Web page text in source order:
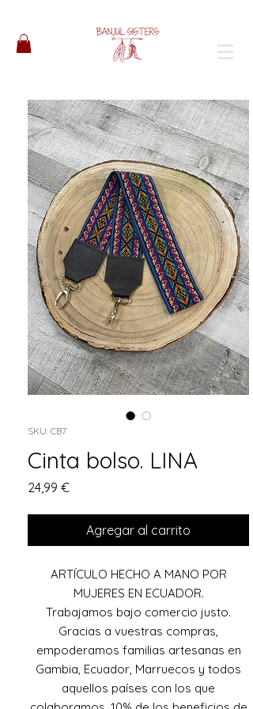
SKU: CB7
Cinta bolso. LINA
24,99 €Precio
Agregar al carrito
ARTÍCULO HECHO A MANO POR
MUJERES EN ECUADOR.
Trabajamos bajo comercio justo.
Gracias a vuestras compras,
empoderamos familias artesanas en
Gambia, Ecuador, Marruecos y todos
aquellos países con los que